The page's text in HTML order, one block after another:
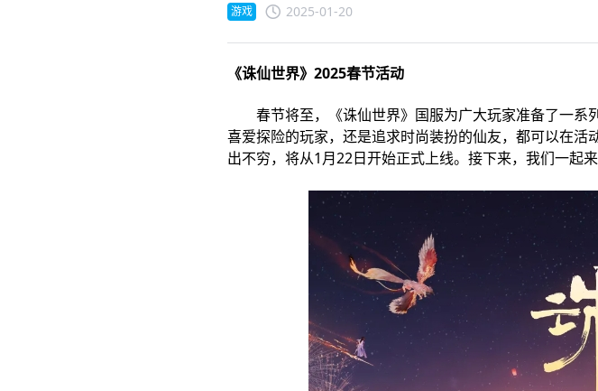
游戏 2025-01-20
《诛仙世界》2025春节活动
春节将至，《诛仙世界》国服为广大玩家准备了一系
喜爱探险的玩家，还是追求时尚装扮的仙友，都可以在
出不穷，将从1月22日开始正式上线。接下来，我们一起